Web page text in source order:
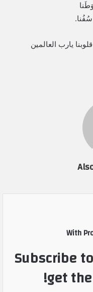
يارب العالمين
With
Subscribe
get